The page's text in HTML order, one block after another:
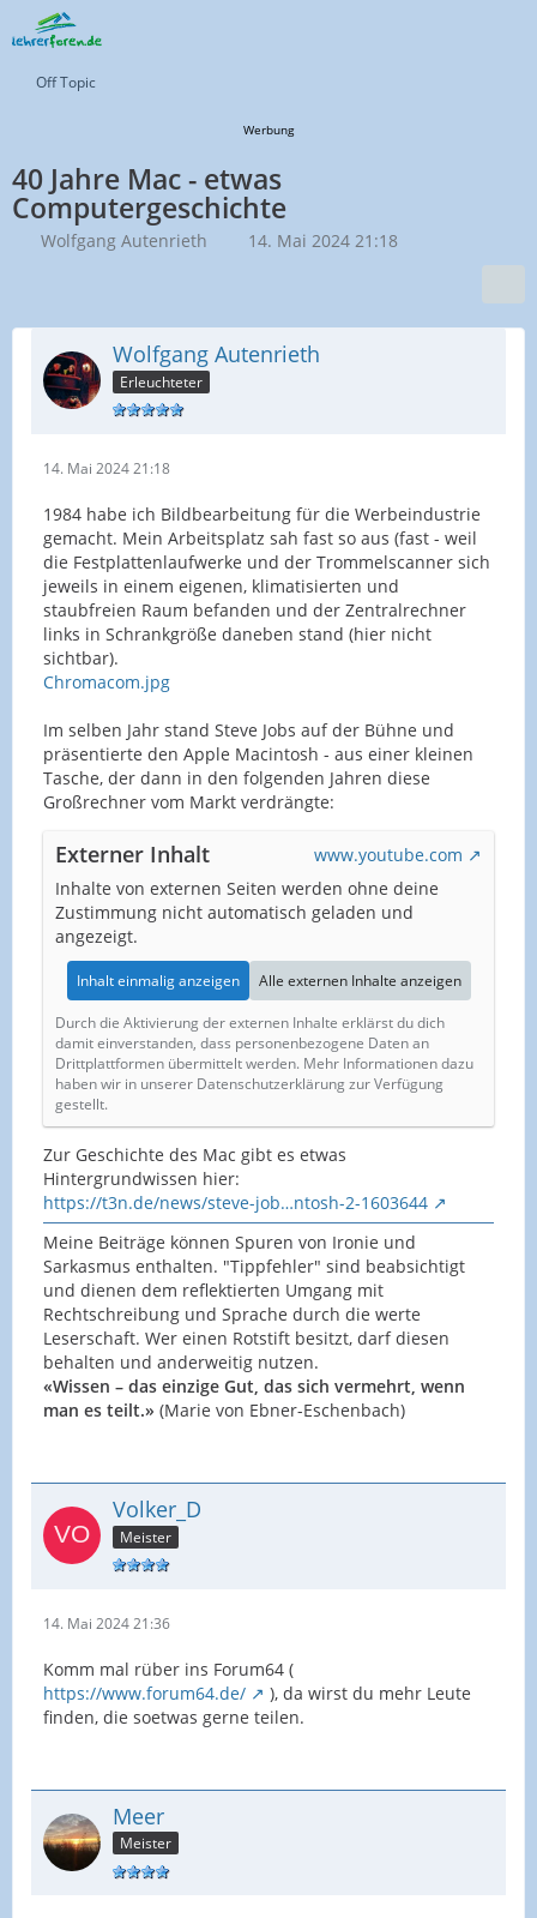
Off Topic
Werbung
40 Jahre Mac - etwas
Computergeschichte
Wolfgang Autenrieth 14. Mai 2024 21:18
Wolfgang Autenrieth
Erleuchteter
14. Mai 2024 21:18
1984 habe ich Bildbearbeitung für die Werbeindustrie
gemacht. Mein Arbeitsplatz sah fast so aus (fast - weil
die Festplattenlaufwerke und der Trommelscanner sich
jeweils in einem eigenen, klimatisierten und
staubfreien Raum befanden und der Zentralrechner
links in Schrankgröße daneben stand (hier nicht
sichtbar).
Chromacom.jpg
Im selben Jahr stand Steve Jobs auf der Bühne und
präsentierte den Apple Macintosh - aus einer kleinen
Tasche, der dann in den folgenden Jahren diese
Großrechner vom Markt verdrängte:
Externer Inhalt
www.youtube.com
Inhalte von externen Seiten werden ohne deine
Zustimmung nicht automatisch geladen und
angezeigt.
Inhalt einmalig anzeigen Alle externen Inhalte anzeigen
Durch die Aktivierung der externen Inhalte erklärst du dich
damit einverstanden, dass personenbezogene Daten an
Drittplattformen übermittelt werden. Mehr Informationen dazu
haben wir in unserer Datenschutzerklärung zur Verfügung
gestellt.
Zur Geschichte des Mac gibt es etwas
Hintergrundwissen hier:
https://t3n.de/news/steve-job…ntosh-2-1603644
Meine Beiträge können Spuren von Ironie und
Sarkasmus enthalten. "Tippfehler" sind beabsichtigt
und dienen dem reflektierten Umgang mit
Rechtschreibung und Sprache durch die werte
Leserschaft. Wer einen Rotstift besitzt, darf diesen
behalten und anderweitig nutzen.
«Wissen – das einzige Gut, das sich vermehrt, wenn
man es teilt.» (Marie von Ebner-Eschenbach)
Volker_D
Meister
14. Mai 2024 21:36
Komm mal rüber ins Forum64 (
https://www.forum64.de/
), da wirst du mehr Leute
finden, die soetwas gerne teilen.
Meer
Meister